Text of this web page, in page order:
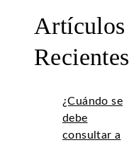
Artículos
Recientes
¿Cuándo se
debe
consultar a